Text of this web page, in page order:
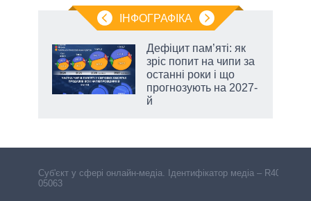
ІНФОГРАФІКА
Дефіцит пам’яті: як
зріс попит на чипи за
останні роки і що
прогнозують на 2027-
й
Cуб'єкт у сфері онлайн-медіа. Ідентифікатор медіа – R40-
05063